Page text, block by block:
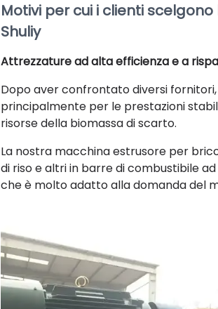
Motivi per cui i clienti
Shuliy
Attrezzature ad alta efficienza e a
Dopo aver confrontato diversi
principalmente per le prestazioni
risorse della biomassa di scarto.
La nostra macchina estrusore per
di riso e altri in barre di combustibile
che è molto adatto alla domanda del